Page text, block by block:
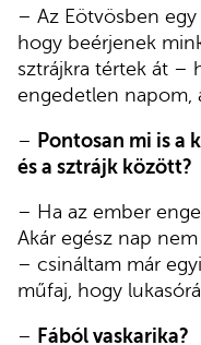
– Az Eötvösben
hogy beérjenek
sztrájkra tértek át –
engedetlen napom,
– Pontosan mi is a
és a sztrájk között?
– Ha az ember
Akár egész nap
– csináltam már
műfaj, hogy
– Fából vaskarika?